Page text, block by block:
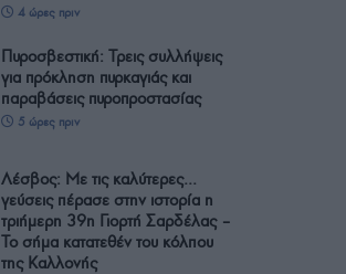
4 ώρες πριν
Πυροσβεστική: Τρεις συλλήψεις
για πρόκληση πυρκαγιάς και
παραβάσεις πυροπροστασίας
5 ώρες πριν
Λέσβος: Με τις καλύτερες…
γεύσεις πέρασε στην ιστορία η
τριήμερη 39η Γιορτή Σαρδέλας –
Το σήμα κατατεθέν του κόλπου
της Καλλονής